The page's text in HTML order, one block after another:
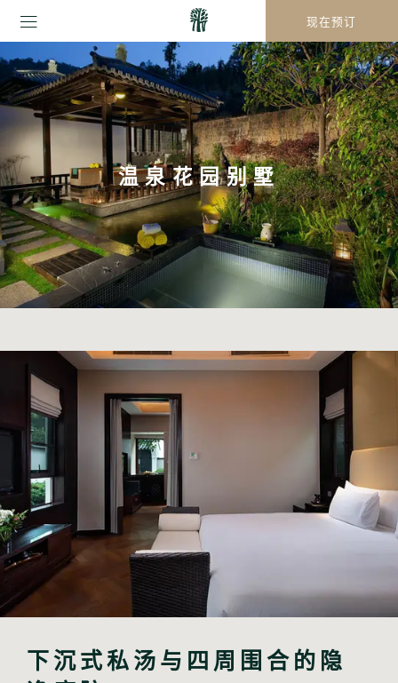
现在预订
温泉花园别墅
下沉式私汤与四周围合的隐